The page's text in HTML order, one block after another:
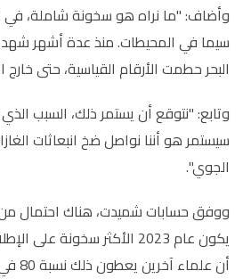
وأضاف: "ما نراه هو سخونة شاملة، في
سيما في المحيطات. منذ عدة أشهر
البحر حطمت الأرقام القياسية، حتى خارج
وتابع: "نتوقع أن يستمر ذلك، السبب
سيستمر هو أننا نواصل ضخ انبعاثات
الجوي".
يكون عام 2023 الأكثر سخونة
أن علماء آخرين يعطون ذلك نسبة 80 في المئة.